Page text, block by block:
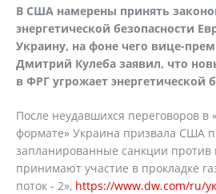
В США намерены принять
энергетической безопасности
Украину, на фоне чего вице-
Дмитрий Кулеба заявил, что
в ФРГ угрожает энергетической
После неудавшихся переговоров в
формате» Украина призвала США
запланированные санкции против
принимают участие в прокладке
поток - 2», https://www.dw.com/ru/